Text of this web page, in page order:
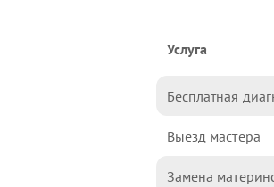
Услуга
Бесплатная
Выезд мастера
Замена